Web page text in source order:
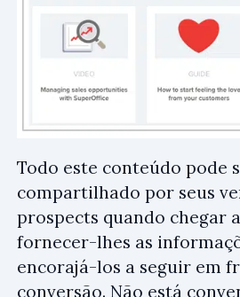
Todo este conteúdo pode
compartilhado por seus
prospects quando chegar
fornecer-lhes as
encorajá-los a seguir em
conversão. Não está